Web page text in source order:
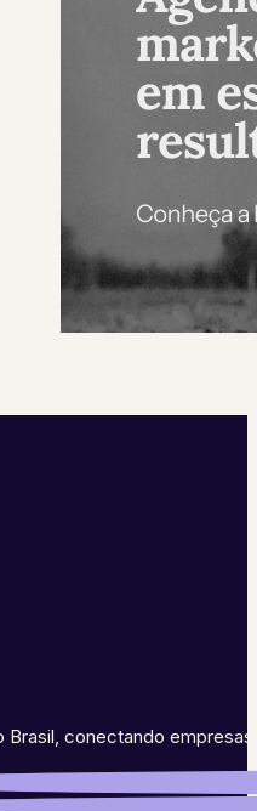
Brasil, conectando